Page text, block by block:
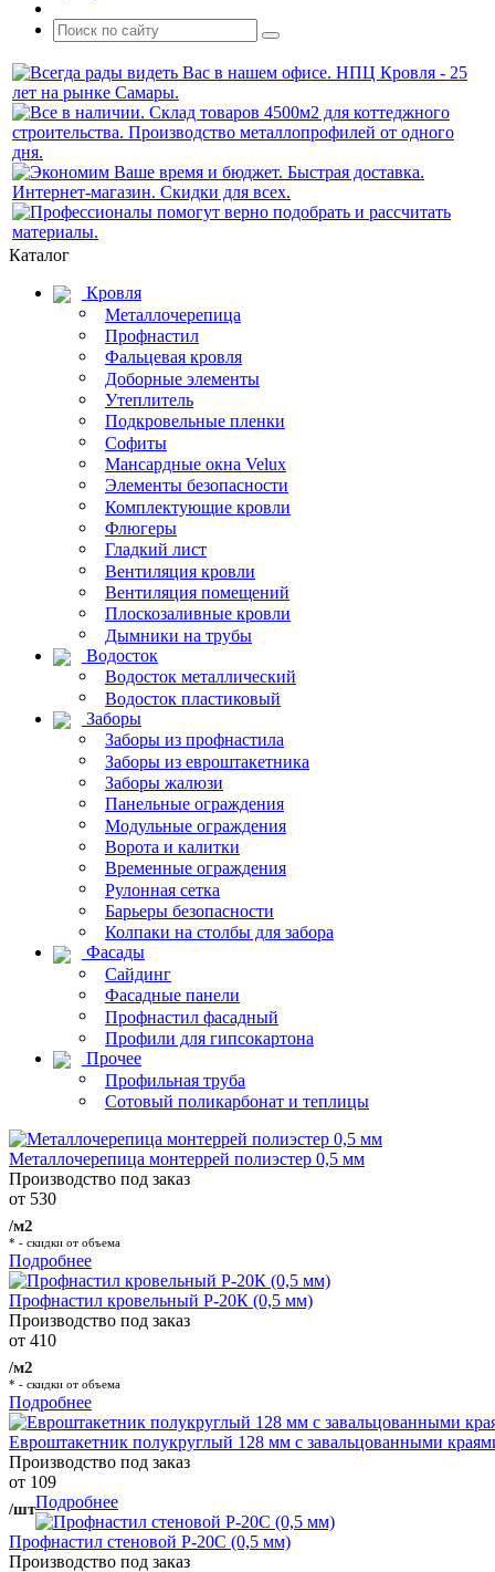
Каталог
Кровля
Металлочерепица
Профнастил
Фальцевая кровля
Доборные элементы
Утеплитель
Подкровельные пленки
Софиты
Мансардные окна Velux
Элементы безопасности
Комплектующие кровли
Флюгеры
Гладкий лист
Вентиляция кровли
Вентиляция помещений
Плоскозаливные кровли
Дымники на трубы
Водосток
Водосток металлический
Водосток пластиковый
Заборы
Заборы из профнастила
Заборы из евроштакетника
Заборы жалюзи
Панельные ограждения
Модульные ограждения
Ворота и калитки
Временные ограждения
Рулонная сетка
Барьеры безопасности
Колпаки на столбы для забора
Фасады
Сайдинг
Фасадные панели
Профнастил фасадный
Профили для гипсокартона
Прочее
Профильная труба
Сотовый поликарбонат и теплицы
Металлочерепица монтеррей полиэстер 0,5 мм
Производство под заказ
от 530
/м2
* - скидки от объема
Подробнее
Профнастил кровельный Р-20К (0,5 мм)
Производство под заказ
от 410
/м2
* - скидки от объема
Подробнее
Евроштакетник полукруглый 128 мм с завальцованными
Производство под заказ
от 109
/штПодробнее
Профнастил стеновой Р-20С (0,5 мм)
Производство под заказ